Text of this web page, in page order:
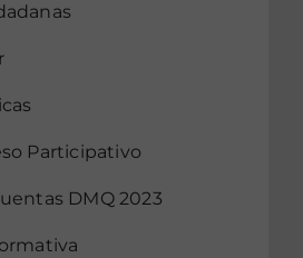
Participativo
DMQ 2023